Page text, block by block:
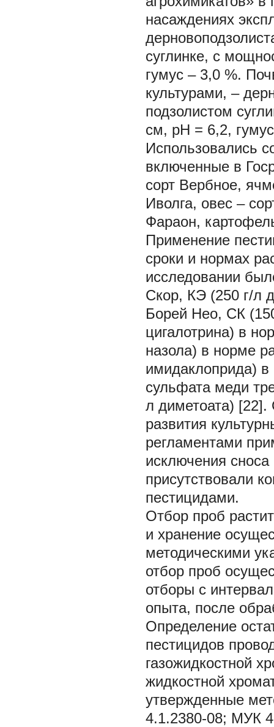
насаждениях
суглинке, с
гумус – 3,0 %.
культурами, –
подзолистом
см, рН = 6,2,
Использовались
включенные в
сорт Вербное,
Иволга, овес –
Фараон,
Применение
сроки и нормах
исследовании
Скор, КЭ (250 г/л
Борей Нео, СК
цигалотрина) в
назола) в норме
имидаклоприда)
сульфата меди
л диметоата)
развития
регламентами
исключения
присутствовали
пестицидами.
Отбор проб
и хранение
методическими
отбор проб
отборы с
опыта, после
Определение
пестицидов
газожидкостной
жидкостной
утвержденные
4.1.2380-08; МУК